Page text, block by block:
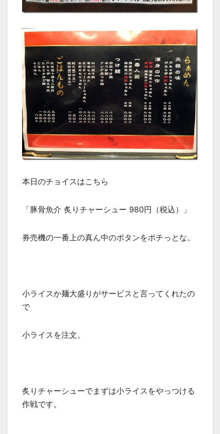
本日のチョイスはこちら
「豚骨魚介 炙りチャーシュー 980円（税込）」
券売機の一番上の真ん中のボタンをポチっとな。
小ライスか麺大盛りがサービスと言ってくれたの
で
小ライスを注文。
炙りチャーシューでまずは小ライスをやっつける
作戦です。